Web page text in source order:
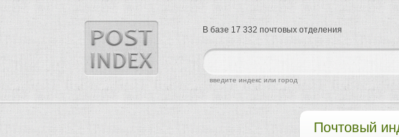
Почтовый
найти
введите индекс или город
В базе 17 332 почтовых отделения